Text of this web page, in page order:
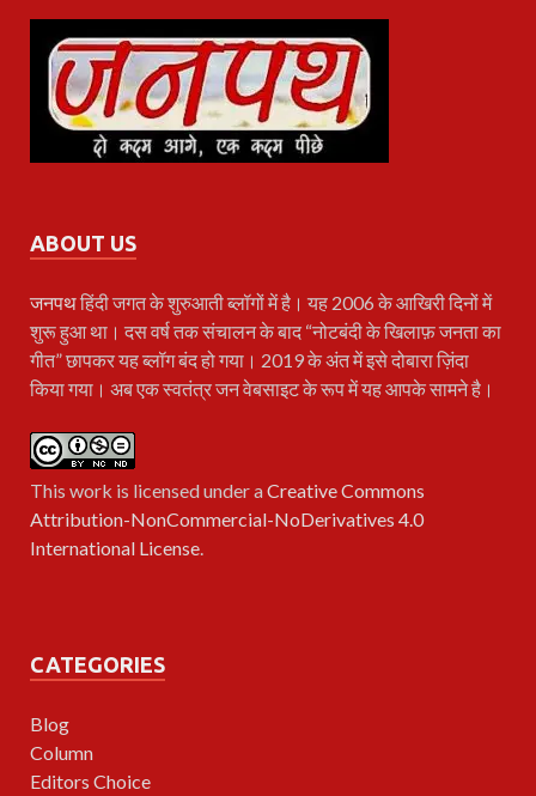
ABOUT US
जनपथहिंदी जगत के शुरुआती ब्लॉगों में है। यह 2006 के आखिरी दिनों में
शुरू हुआ था। दस वर्ष तक संचालन के बाद “नोटबंदी के खिलाफ़ जनता का
गीत” छापकर यह ब्लॉग बंद हो गया। 2019 के अंत में इसे दोबारा ज़िंदा
किया गया। अब एक स्वतंत्र जन वेबसाइट के रूप में यह आपके सामने है।
This work is licensed under aCreative Commons
Attribution-NonCommercial-NoDerivatives 4.0
International License.
CATEGORIES
Blog
Column
Editors Choice